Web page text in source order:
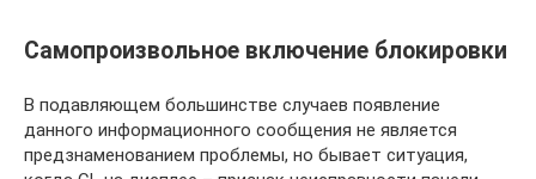
Самопроизвольное включение блокировки
В подавляющем большинстве случаев появление
данного информационного сообщения не является
предзнаменованием проблемы, но бывает ситуация,